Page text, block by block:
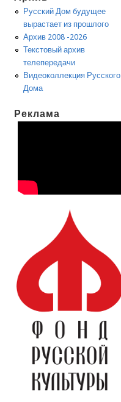
Русский Дом будущее
вырастает из прошлого
Архив 2008 -2026
Текстовый архив
телепередачи
Видеоколлекция Русского
Дома
Реклама